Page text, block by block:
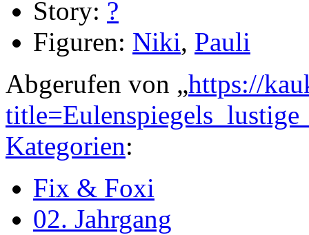
Story: ?
Figuren: Niki, Pauli
Abgerufen von „https://
Kategorien:
Fix & Foxi
02. Jahrgang